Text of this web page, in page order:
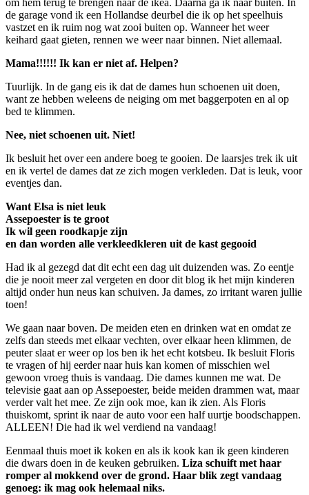
om hem terug te brengen naar de ikea. Daarna ga ik naar buiten. In
de garage vond ik een Hollandse deurbel die ik op het speelhuis
vastzet en ik ruim nog wat zooi buiten op. Wanneer het weer
keihard gaat gieten, rennen we weer naar binnen. Niet allemaal.
Mama!!!!!! Ik kan er niet af. Helpen?
Tuurlijk. In de gang eis ik dat de dames hun schoenen uit doen,
want ze hebben weleens de neiging om met baggerpoten en al op
bed te klimmen.
Nee, niet schoenen uit. Niet!
Ik besluit het over een andere boeg te gooien. De laarsjes trek ik uit
en ik vertel de dames dat ze zich mogen verkleden. Dat is leuk, voor
eventjes dan.
Want Elsa is niet leuk
Assepoester is te groot
Ik wil geen roodkapje zijn
en dan worden alle verkleedkleren uit de kast gegooid
Had ik al gezegd dat dit echt een dag uit duizenden was. Zo eentje
die je nooit meer zal vergeten en door dit blog ik het mijn kinderen
altijd onder hun neus kan schuiven. Ja dames, zo irritant waren jullie
toen!
We gaan naar boven. De meiden eten en drinken wat en omdat ze
zelfs dan steeds met elkaar vechten, over elkaar heen klimmen, de
peuter slaat er weer op los ben ik het echt kotsbeu. Ik besluit Floris
te vragen of hij eerder naar huis kan komen of misschien wel
gewoon vroeg thuis is vandaag. Die dames kunnen me wat. De
televisie gaat aan op Assepoester, beide meiden drammen wat, maar
verder valt het mee. Ze zijn ook moe, kan ik zien. Als Floris
thuiskomt, sprint ik naar de auto voor een half uurtje boodschappen.
ALLEEN! Die had ik wel verdiend na vandaag!
Eenmaal thuis moet ik koken en als ik kook kan ik geen kinderen
die dwars doen in de keuken gebruiken. Liza schuift met haar
romper al mokkend over de grond. Haar blik zegt vandaag
genoeg: ik mag ook helemaal niks.